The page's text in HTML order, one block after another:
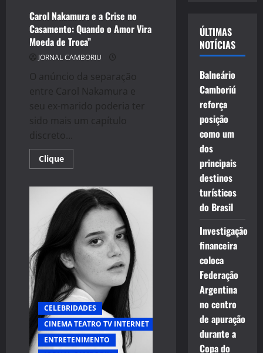
Corvette
com
Dívida
de
R$
119
Mil
Apreendido
em
Balneário
Camboriú
Carol Nakamura e a Crise no
Casamento: Quando o Amor Vira
Moeda de Troca”
JORNAL CAMBORIU
O anúncio da separação
entre Carol Nakamura e
seu ex-marido poderia ter
sido mais um capítulo
discreto...
CliqueRead
more
Nakamura
e
Crise
Casamento:
Quando
o
Amor
Vira
Moeda
de
Troca”
CELEBRIDADES
CINEMA TEATRO TV INTERNET
ENTRETENIMENTO
ÚLTIMAS
NOTÍCIAS
Balneário
Camboriú
reforça
posição
como um
dos
principais
destinos
turísticos
do Brasil
Investigação
financeira
coloca
Federação
Argentina
no centro
de apuração
durante a
Copa do